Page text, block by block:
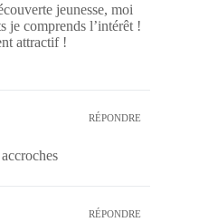
jeunesse, moi
je comprends l’intérêt !
attractif !
RÉPONDRE
RÉPONDRE